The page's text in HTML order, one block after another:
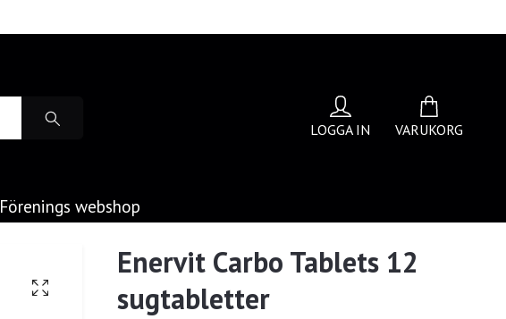
LOGGA IN VARUKORG
Förenings webshop
Enervit Carbo Tablets 12
sugtabletter